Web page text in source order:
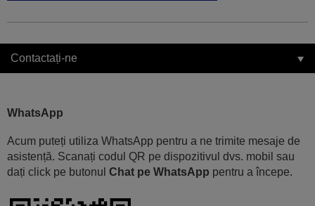
Contactați-ne
WhatsApp
Acum puteți utiliza WhatsApp pentru a ne trimite mesaje de
asistență. Scanați codul QR pe dispozitivul dvs. mobil sau
dați click pe butonul Chat pe WhatsApp pentru a începe.